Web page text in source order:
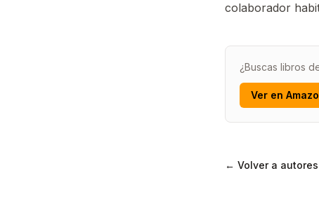
colaborador
¿Buscas libros
Ver en
← Volver a autores